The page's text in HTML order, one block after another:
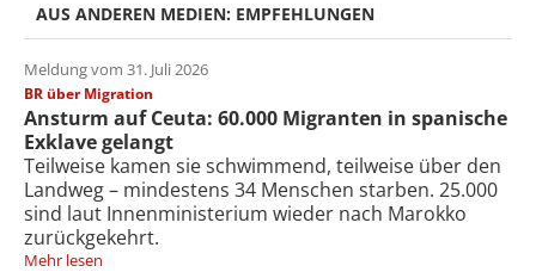
AUS ANDEREN MEDIEN: EMPFEHLUNGEN
Meldung vom 31. Juli 2026
BR über Migration
Ansturm auf Ceuta: 60.000 Migranten in spanische
Exklave gelangt
Teilweise kamen sie schwimmend, teilweise über den
Landweg – mindestens 34 Menschen starben. 25.000
sind laut Innenministerium wieder nach Marokko
zurückgekehrt.
Mehr lesen